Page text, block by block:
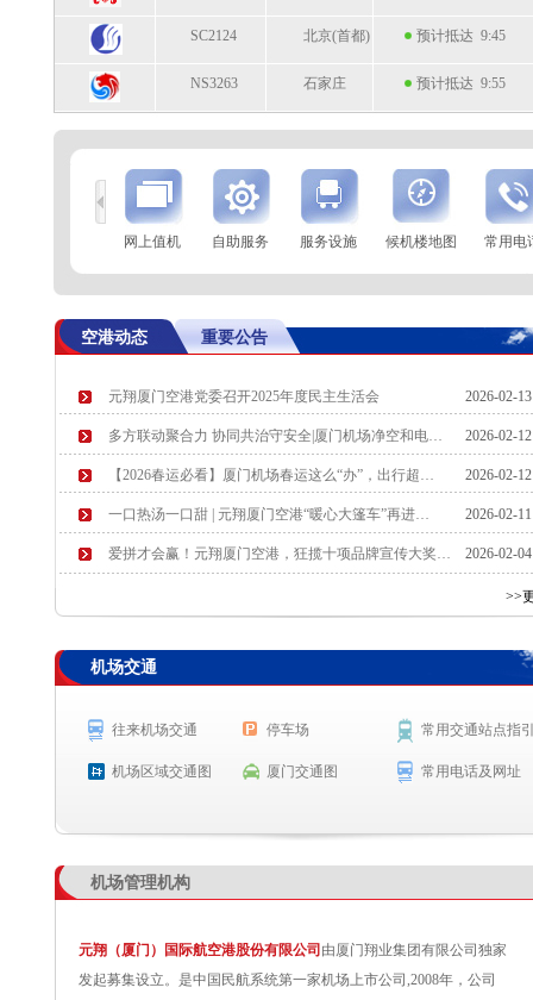
SC2124 北京(首都) 预计抵达 9:45
NS3263 石家庄 预计抵达 9:55
到
航空公司 航班号 到达城市
起飞时间
MF847
吉隆坡 起飞 9:35
CZ3724 广州 预计起飞 9:50
航空公司
网上值机 自助服务 服务设施 候机楼地图 常用电
空港动态 重要公告
元翔厦门空港党委召开2025年度民主生活会 2026-02-
多方联动聚合力 协同共治守安全|厦门机场净空和电… 2026-02-
【2026春运必看】厦门机场春运这么“办”，出行超… 2026-02-
一口热汤一口甜 | 元翔厦门空港“暖心大篷车”再进… 2026-02-
爱拼才会赢！元翔厦门空港，狂揽十项品牌宣传大奖… 2026-02-
>>
机场交通
往来机场交通 停车场 常用交通站点指
机场区域交通图 厦门交通图 常用电话及网址
机场管理机构
元翔（厦门）国际航空港股份有限公司 由厦门翔业集团有限公司独家
发起募集设立。是中国民航系统第一家机场上市公司,2008年，公司